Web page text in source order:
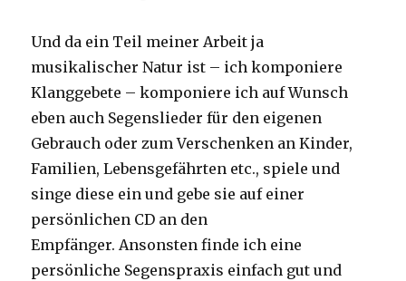
Und da ein Teil meiner Arbeit ja
musikalischer Natur ist – ich komponiere
Klanggebete – komponiere ich auf Wunsch
eben auch Segenslieder für den eigenen
Gebrauch oder zum Verschenken an Kinder,
Familien, Lebensgefährten etc., spiele und
singe diese ein und gebe sie auf einer
persönlichen CD an den
Empfänger. Ansonsten finde ich eine
persönliche Segenspraxis einfach gut und